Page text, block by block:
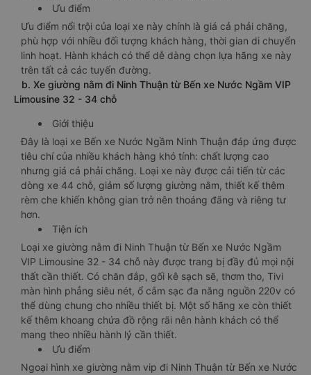
Ưu điểm
Ưu điểm nổi trội của loại xe này chính là giá cả phải chăng,
phù hợp với nhiều đối tượng khách hàng, thời gian di chuyển
linh hoạt. Hành khách có thể dễ dàng chọn lựa hãng xe này
trên tất cả các tuyến đường.
b. Xe giường nằm đi Ninh Thuận từ Bến xe Nước Ngầm VIP
Limousine 32 - 34 chỗ
Giới thiệu
Đây là loại xe Bến xe Nước Ngầm Ninh Thuận đáp ứng được
tiêu chí của nhiều khách hàng khó tính: chất lượng cao
nhưng giá cả phải chăng. Loại xe này được cải tiến từ các
dòng xe 44 chỗ, giảm số lượng giường nằm, thiết kế thêm
rèm che khiến không gian trở nên thoáng đãng và riêng tư
hơn.
Tiện ích
Loại xe giường nằm đi Ninh Thuận từ Bến xe Nước Ngầm
VIP Limousine 32 - 34 chỗ này được trang bị đầy đủ mọi nội
thất cần thiết. Có chăn đắp, gối kê sạch sẽ, thơm tho, Tivi
màn hình phẳng siêu nét, ổ cắm sạc đa năng nguồn 220v có
thể dùng chung cho nhiều thiết bị. Một số hãng xe còn thiết
kế thêm khoang chứa đồ rộng rãi nên hành khách có thể
mang theo nhiều hành lý cần thiết.
Ưu điểm
Ngoại hình xe giường nằm vip đi Ninh Thuận từ Bến xe Nước